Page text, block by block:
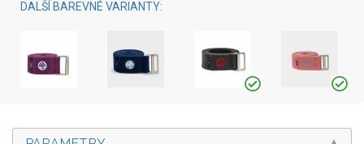
DALŠÍ BAREVNÉ VARIANTY: